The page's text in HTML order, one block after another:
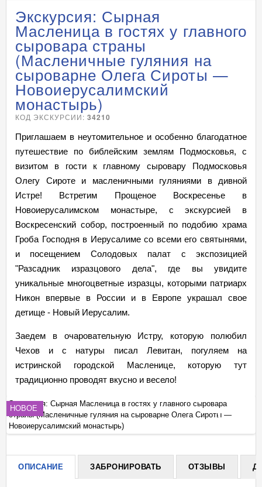
Экскурсия: Сырная
Масленица в гостях у главного
сыровара страны
(Масленичные гуляния на
сыроварне Олега Сироты —
Новоиерусалимский
монастырь)
КОД ЭКСКУРСИИ:34210
Приглашаем в неутомительное и особенно благодатное
путешествие по библейским землям Подмосковья, с
визитом в гости к главному сыровару Подмосковья
Олегу Сироте и масленичными гуляниями в дивной
Истре! Встретим Прощеное Воскресенье в
Новоиерусалимском монастыре, с экскурсией в
Воскресенский собор, построенный по подобию храма
Гроба Господня в Иерусалиме со всеми его святынями,
и посещением Солодовых палат с экспозицией
"Разсадник изразцового дела", где вы увидите
уникальные многоцветные изразцы, которыми патриарх
Никон впервые в России и в Европе украшал свое
детище - Новый Иерусалим.
Заедем в очаровательную Истру, которую полюбил
Чехов и с натуры писал Левитан, погуляем на
истринской городской Масленице, которую тут
традиционно проводят вкусно и весело!
НОВОЕ
+
Экскурсия: Сырная Масленица в гостях у главного сыровара
страны (Масленичные гуляния на сыроварне Олега Сироты —
Новоиерусалимский монастырь)
ОПИСАНИЕ ЗАБРОНИРОВАТЬ ОТЗЫВЫ